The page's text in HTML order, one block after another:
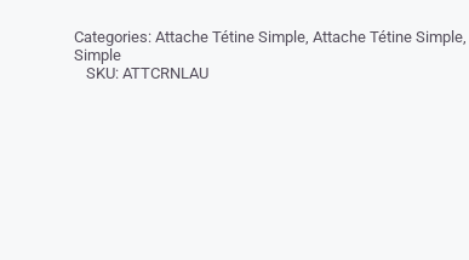
Categories: Attache Tétine Simple, Attache Tétine Simple,
Simple
SKU: ATTCRNLAU